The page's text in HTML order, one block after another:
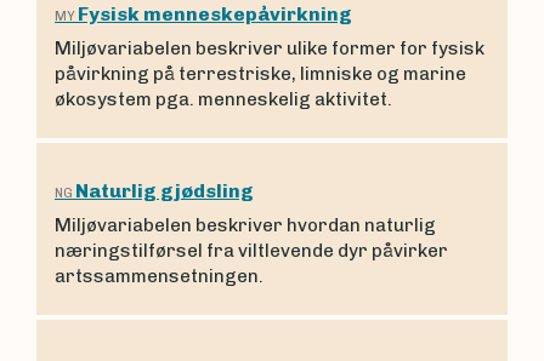
MY Fysisk menneskepåvirkning
Miljøvariabelen beskriver ulike former for fysisk
påvirkning på terrestriske, limniske og marine
økosystem pga. menneskelig aktivitet.
NG Naturlig gjødsling
Miljøvariabelen beskriver hvordan naturlig
næringstilførsel fra viltlevende dyr påvirker
artssammensetningen.